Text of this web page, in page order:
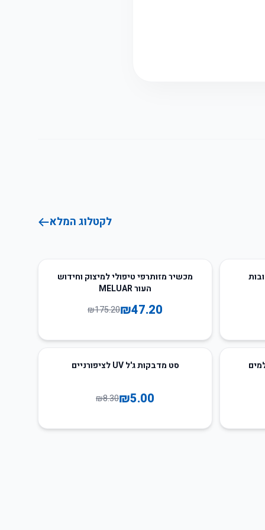
לקטלוג המלא
73
מכשיר מזותרפי טיפולי למיצוק וחידוש
העור MELUAR
₪47.20
₪175.20
סט מדבקות ג'ל UV לציפורניים
₪5.00
₪8.30